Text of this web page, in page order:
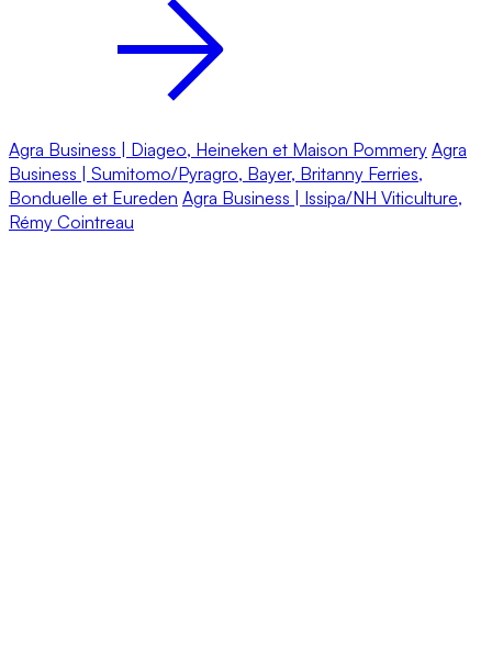
Agra Business | Diageo, Heineken et Maison Pommery Agra
Business | Sumitomo/Pyragro, Bayer, Britanny Ferries,
Bonduelle et Eureden Agra Business | Issipa/NH Viticulture,
Rémy Cointreau